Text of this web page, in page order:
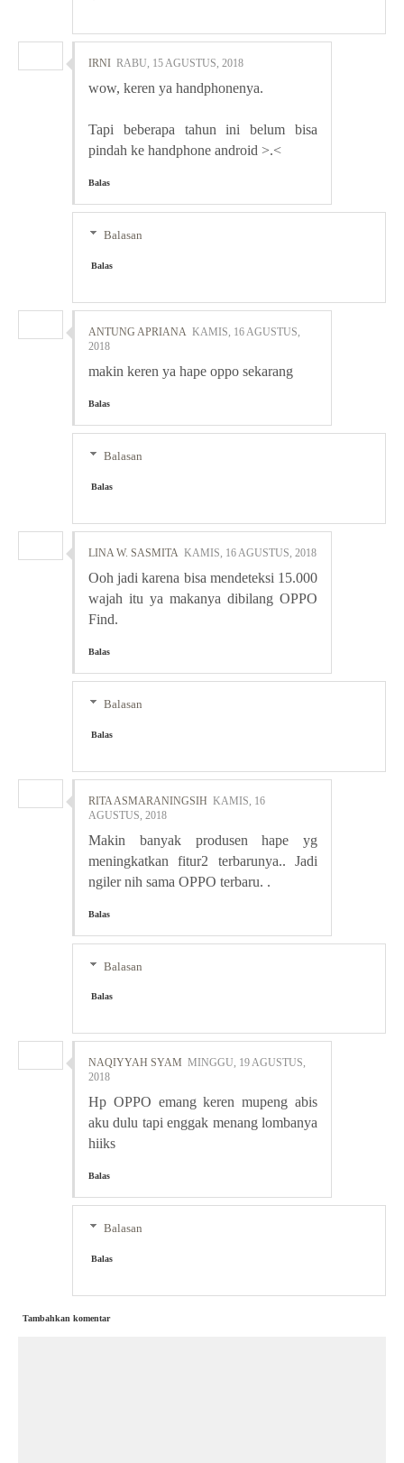
IRNI RABU, 15 AGUSTUS, 2018
wow, keren ya handphonenya.
Tapi beberapa tahun ini belum bisa
pindah ke handphone android >.<
Balas
Balasan
Balas
ANTUNG APRIANA KAMIS, 16 AGUSTUS,
2018
makin keren ya hape oppo sekarang
Balas
Balasan
Balas
LINA W. SASMITA KAMIS, 16 AGUSTUS, 2018
Ooh jadi karena bisa mendeteksi 15.000
wajah itu ya makanya dibilang OPPO
Find.
Balas
Balasan
Balas
RITA ASMARANINGSIH KAMIS, 16
AGUSTUS, 2018
Makin banyak produsen hape yg
meningkatkan fitur2 terbarunya.. Jadi
ngiler nih sama OPPO terbaru. .
Balas
Balasan
Balas
NAQIYYAH SYAM MINGGU, 19 AGUSTUS,
2018
Hp OPPO emang keren mupeng abis
aku dulu tapi enggak menang lombanya
hiiks
Balas
Balasan
Balas
Tambahkan komentar